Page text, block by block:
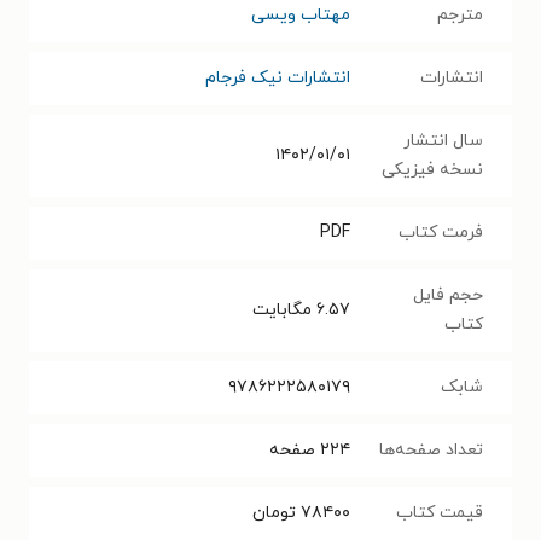
مترجم مهتاب ویسی
انتشارات انتشارات نیک فرجام
سال انتشار
نسخه فیزیکی
۱۴۰۲/۰۱/۰۱
فرمت کتاب PDF
حجم فایل
کتاب
۶.۵۷ مگابایت
شابک ۹۷۸۶۲۲۲۵۸۰۱۷۹
تعداد صفحه‌ها ۲۲۴ صفحه
قیمت کتاب ۷۸۴۰۰ تومان